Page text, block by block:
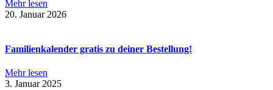
Mehr lesen
20. Januar 2026
Familienkalender gratis zu deiner Bestellung!
Mehr lesen
3. Januar 2025